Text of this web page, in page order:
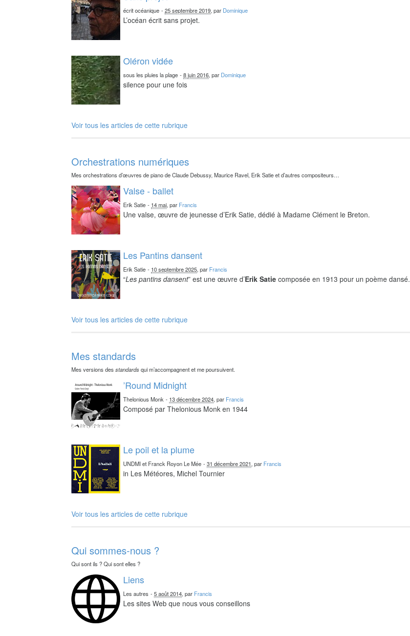
écrit océanique -25 septembre 2019, par Dominique
L’océan écrit sans projet.
Oléron vidée
sous les pluies la plage -8 juin 2016, par Dominique
silence pour une fois
Voir tous les articles de cette rubrique
Orchestrations numériques
Mes orchestrations d’œuvres de piano de Claude Debussy, Maurice Ravel, Erik Satie et d’autres compositeurs…
Valse - ballet
Erik Satie - 14 mai, par Francis
Une valse, œuvre de jeunesse d’Erik Satie, dédié à Madame Clément le Breton.
Les Pantins dansent
Erik Satie - 10 septembre 2025, par Francis
“Les pantins dansent” est une œuvre d’Erik Satie composée en 1913 pour un poème dansé.
Voir tous les articles de cette rubrique
Mes standards
Mes versions desstandardsqui m’accompagnent et me poursuivent.
’Round Midnight
Thelonious Monk - 13 décembre 2024, par Francis
Composé par Thelonious Monk en 1944
Le poil et la plume
UNDMI et Franck Royon Le Mée -31 décembre 2021, par Francis
in Les Météores, Michel Tournier
Voir tous les articles de cette rubrique
Qui sommes-nous ?
Qui sont ils ? Qui sont elles ?
Liens
Les autres -5 août 2014, par Francis
Les sites Web que nous vous conseillons